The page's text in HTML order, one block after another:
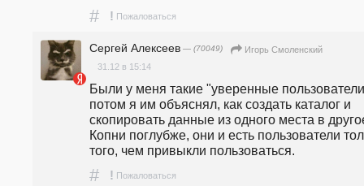
# ! Пожаловаться
Сергей Алексеев — (70049)
Игорь Смоленский
31.12 в 15:14
Были у меня такие "уверенные
потом я им объяснял, как создать каталог и
скопировать данные из одного места в
Копни поглубже, они и есть пользователи
того, чем привыкли пользоваться.
# ! Пожаловаться